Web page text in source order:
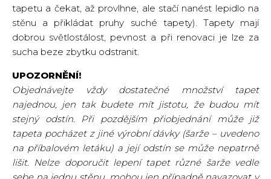
tapetu a čekat, až provlhne, ale stačí nanést lepidlo na
stěnu a přikládat pruhy suché tapety). Tapety mají
dobrou světlostálost, pevnost a při renovaci je lze za
sucha beze zbytku odstranit.
UPOZORNĚNÍ!
Objednávejte vždy dostatečné množství tapet
najednou, jen tak budete mít jistotu, že budou mít
stejný odstín. Při pozdějším přiobjednání může již
tapeta pocházet z jiné výrobní dávky (šarže – uvedeno
na příbalovém letáku) a její odstín se může nepatrně
lišit. Nelze doporučit lepení tapet různé šarže vedle